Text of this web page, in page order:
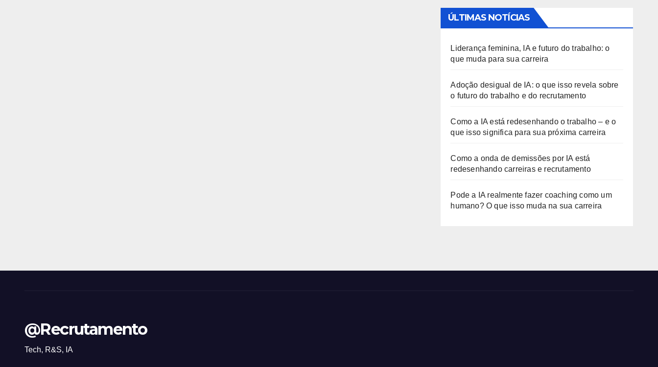
ÚLTIMAS NOTÍCIAS
Liderança feminina, IA e futuro do trabalho: o
que muda para sua carreira
Adoção desigual de IA: o que isso revela sobre
o futuro do trabalho e do recrutamento
Como a IA está redesenhando o trabalho – e o
que isso significa para sua próxima carreira
Como a onda de demissões por IA está
redesenhando carreiras e recrutamento
Pode a IA realmente fazer coaching como um
humano? O que isso muda na sua carreira
@Recrutamento
Tech, R&S, IA